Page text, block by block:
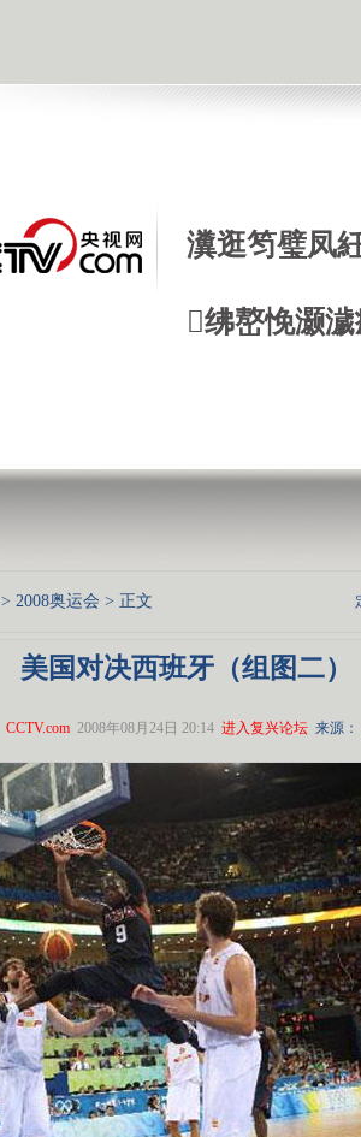
瀵逛笉璧凤
绋嶅悗灏
> 2008奥运会 > 正文
美国对决西班牙（组图二）
CCTV.com 2008年08月24日 20:14 进入复兴论坛 来源